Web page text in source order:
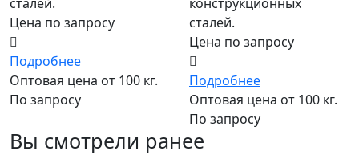
Цена по запросу
Подробнее
Оптовая цена от 100 кг.
По запросу
сталей.
Цена по запросу
Подробнее
Оптовая цена от 100 кг.
По запросу
Вы смотрели ранее